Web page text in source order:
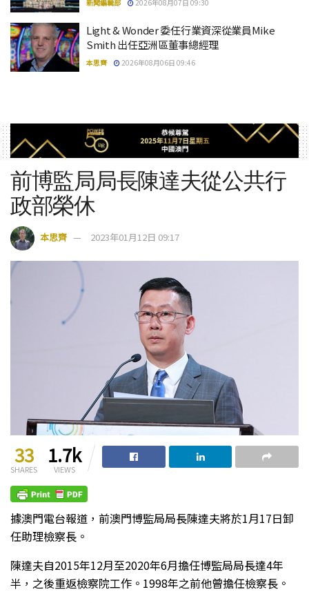
新聞編輯部 2026年08月07日 09:30
Light & Wonder 委任行業資深從業員Mike
Smith 出任亞洲區董事總經理
本思齊 2026年08月06日 09:46
前博監局局長陳達夫從公共行
政部榮休
本思齊 2023年01月12日 09:17
33
SHARES
1.7k
VIEWS
據澳門電台報道，前澳門博監局局長陳達夫將於1月17日卸
任助理檢察長。
陳達夫自2015年12月至2020年6月擔任博監局局長達4年
半，之後重返檢察院工作。1998年之前他曾擔任檢察長。